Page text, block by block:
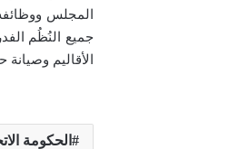
المجلس
جميع النُظُم
الأقاليم وصيانة
الحكومة